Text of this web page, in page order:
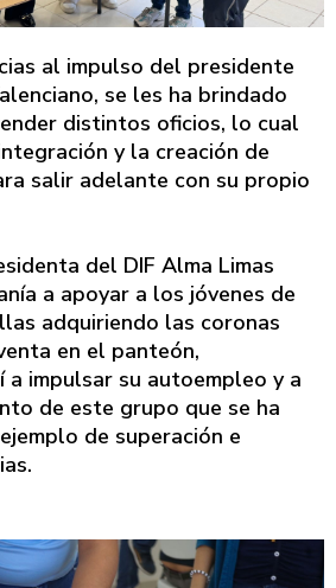
al impulso del presidente
se les ha brindado
distintos oficios, lo cual
y la creación de
salir adelante con su propio
del DIF Alma Limas
a apoyar a los jóvenes de
adquiriendo las coronas
en el panteón,
a impulsar su autoempleo y a
de este grupo que se ha
de superación e